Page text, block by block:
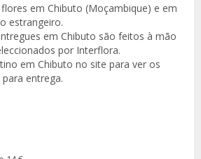
em Chibuto (Moçambique) e em
estrangeiro.
em Chibuto são feitos à mão
por Interflora.
em Chibuto no site para ver os
entrega.